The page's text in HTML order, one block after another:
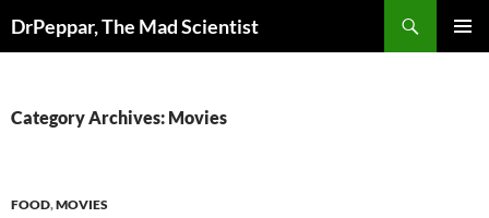
toDrPeppar, The Mad Scientist
Category Archives: Movies
FOOD,MOVIES